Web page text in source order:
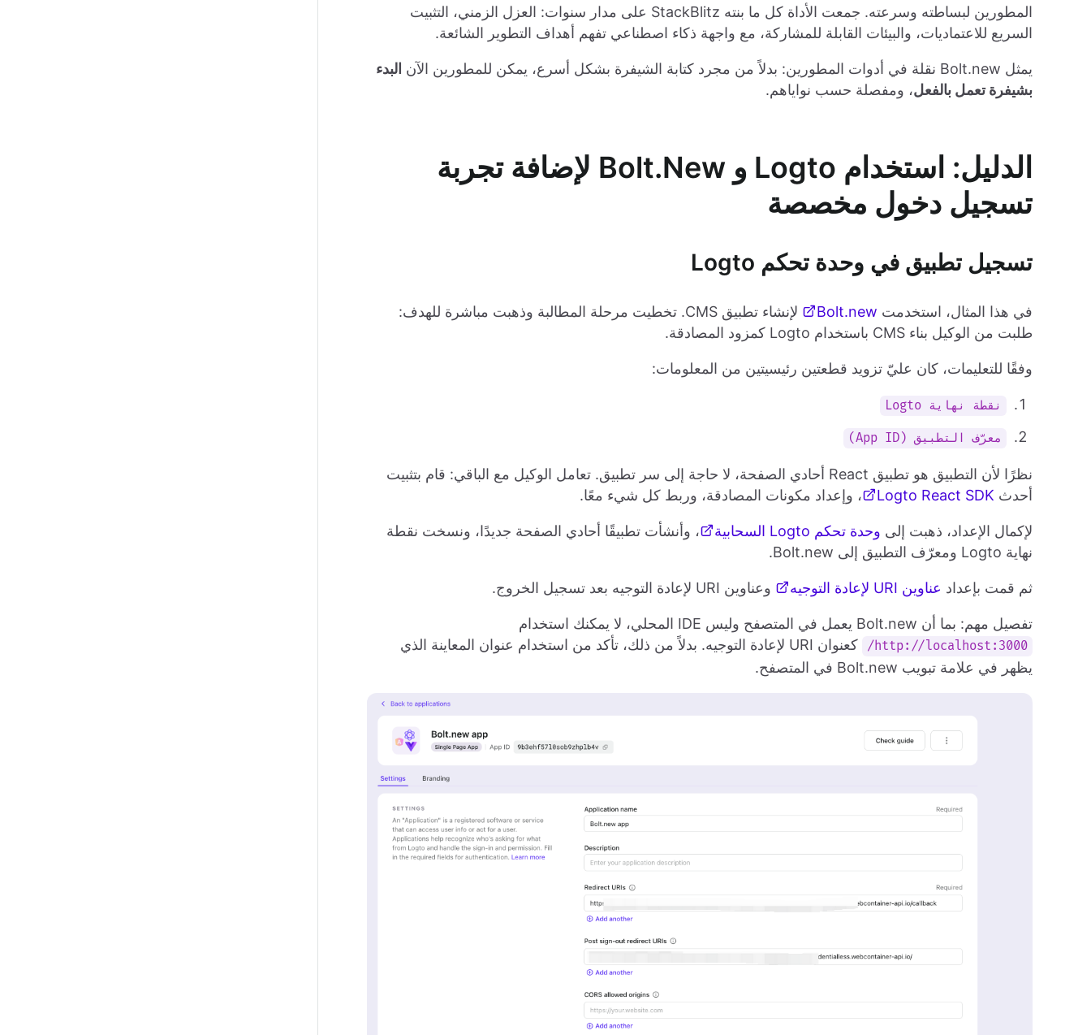
المطورين لبساطته وسرعته. جمعت الأداة كل ما بنته StackBlitz على مدار سنوات: العزل الزمني، التثبيت
السريع للاعتماديات، والبيئات القابلة للمشاركة، مع واجهة ذكاء اصطناعي تفهم أهداف التطوير الشائعة.
يمثل Bolt.new نقلة في أدوات المطورين: بدلاً من مجرد كتابة الشيفرة بشكل أسرع، يمكن للمطورين الآن
البدء
بشيفرة تعمل بالفعل، ومفصلة حسب نواياهم.
الدليل: استخدام Logto و Bolt.New لإضافة تجربة
تسجيل دخول مخصصة
تسجيل تطبيق في وحدة تحكم Logto
في هذا المثال، استخدمت Bolt.new
لإنشاء تطبيق CMS. تخطيت مرحلة المطالبة وذهبت مباشرة للهدف:
طلبت من الوكيل بناء CMS باستخدام Logto كمزود المصادقة.
وفقًا للتعليمات، كان عليّ تزويد قطعتين رئيسيتين من المعلومات:
نقطة نهاية Logto
معرّف التطبيق (App ID)
نظرًا لأن التطبيق هو تطبيق React أحادي الصفحة، لا حاجة إلى سر تطبيق. تعامل الوكيل مع الباقي: قام بتثبيت
أحدث Logto React SDK ، وإعداد مكونات المصادقة، وربط كل شيء معًا.
لإكمال الإعداد، ذهبت إلى وحدة تحكم Logto السحابية
، وأنشأت تطبيقًا أحادي الصفحة جديدًا، ونسخت نقطة
نهاية Logto ومعرّف التطبيق إلى Bolt.new.
ثم قمت بإعداد عناوين URI لإعادة التوجيه وعناوين URI لإعادة التوجيه بعد تسجيل الخروج.
تفصيل مهم: بما أن Bolt.new يعمل في المتصفح وليس IDE المحلي، لا يمكنك استخدام
http://localhost:3000/
كعنوان URI لإعادة التوجيه. بدلاً من ذلك، تأكد من استخدام عنوان المعاينة الذي
يظهر في علامة تبويب Bolt.new في المتصفح.